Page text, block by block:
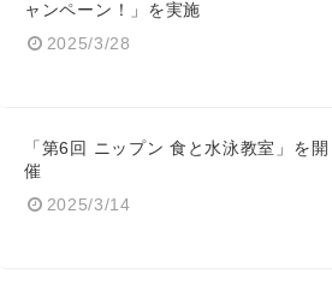
ャンペーン！」を実施
2025/3/28
「第6回 ニップン 食と水泳教室」を開
催
2025/3/14